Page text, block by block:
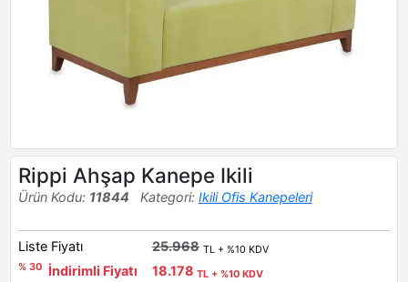
Rippi Ahşap Kanepe Ikili
Ürün Kodu: 11844 Kategori: Ikili Ofis Kanepeleri
Liste Fiyatı 25.968 TL + %10 KDV
% 30
İndirimli Fiyatı 18.178 TL + %10 KDV